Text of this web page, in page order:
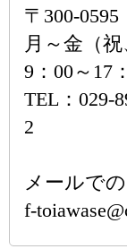
〒300-
月～金（
9：00～17
TEL：029-
2
メールで
f-